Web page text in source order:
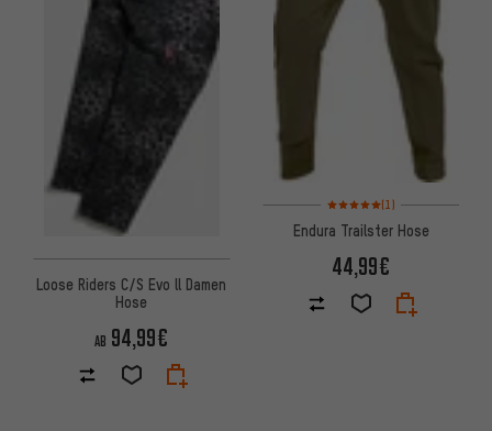
Loose Riders C/S Evo ll Damen
Hose
AB 94,99€
Bewertungen: 5 von 5
(1)
Endura Trailster Hose
44,99€